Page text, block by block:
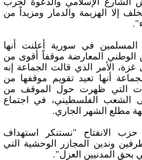
إلا الهزيمة والدمار ومزيداً من
المسلمين في سورية أعلنت أنها
المعارضة موقفاً أقوى من
غزة، الأمر الذي قالت الجماعة إنه
أنها تعيد تقويم موقفها من
التي ظهرت حول الموقف من
الشعب الفلسطيني، في اجتماع
مطلع الشهر الجاري.
الانفتاح "نستنكر استهداف
وندين المجازر الوحشية التي
بحق المدنيين العزل".